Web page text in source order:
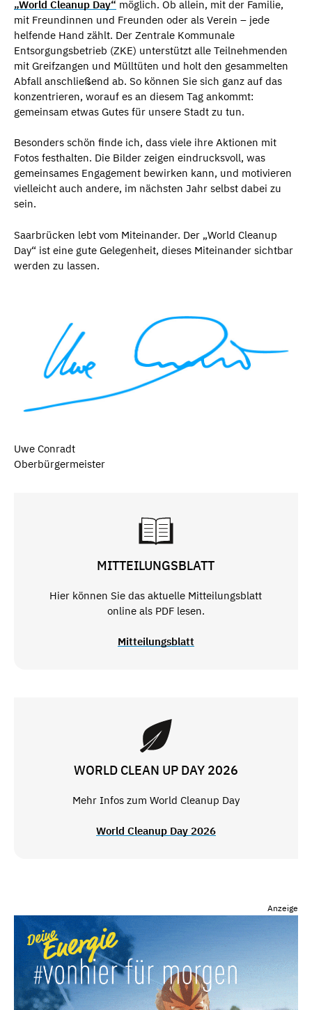
„World Cleanup Day“ möglich. Ob allein, mit der Familie,
mit Freundinnen und Freunden oder als Verein – jede
helfende Hand zählt. Der Zentrale Kommunale
Entsorgungsbetrieb (ZKE) unterstützt alle Teilnehmenden
mit Greifzangen und Mülltüten und holt den gesammelten
Abfall anschließend ab. So können Sie sich ganz auf das
konzentrieren, worauf es an diesem Tag ankommt:
gemeinsam etwas Gutes für unsere Stadt zu tun.
Besonders schön finde ich, dass viele ihre Aktionen mit
Fotos festhalten. Die Bilder zeigen eindrucksvoll, was
gemeinsames Engagement bewirken kann, und motivieren
vielleicht auch andere, im nächsten Jahr selbst dabei zu
sein.
Saarbrücken lebt vom Miteinander. Der „World Cleanup
Day“ ist eine gute Gelegenheit, dieses Miteinander sichtbar
werden zu lassen.
Uwe Conradt
Oberbürgermeister
MITTEILUNGSBLATT
Hier können Sie das aktuelle Mitteilungsblatt
online als PDF lesen.
Mitteilungsblatt
WORLD CLEAN UP DAY 2026
Mehr Infos zum World Cleanup Day
World Cleanup Day 2026
Anzeige